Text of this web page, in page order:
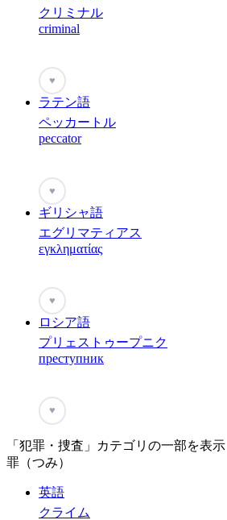
クリミナル
criminal
♥
ラテン語
ペッカートル
peccator
♥
ギリシャ語
エグリマティアス
εγκληματίας
♥
ロシア語
プリェストゥープニク
преступник
♥
「犯罪・捜査」カテゴリの一部を表示
罪（つみ）
英語
クライム